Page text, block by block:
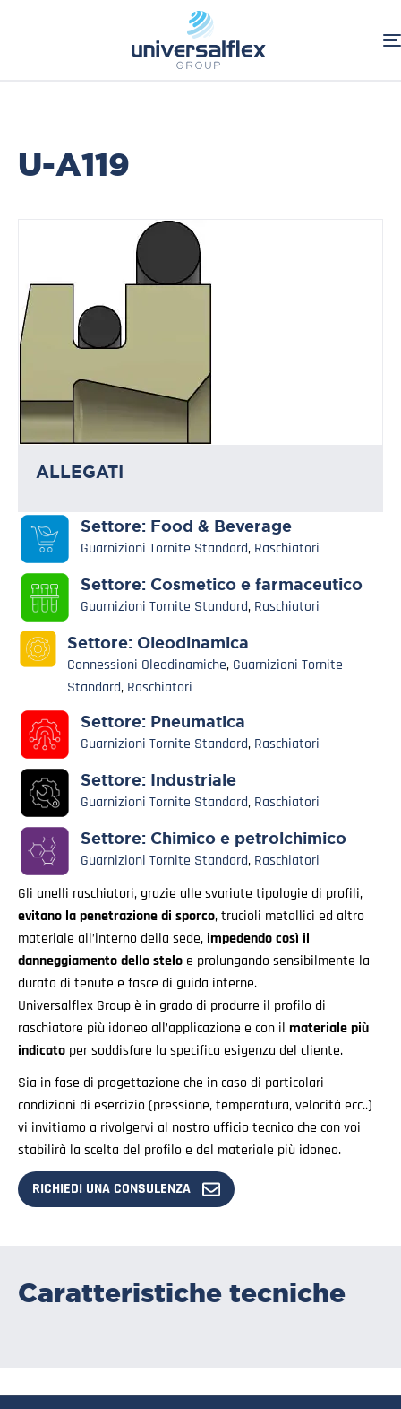
Raschiatori
Guarnizioni Tornite Standard
U-A119
ALLEGATI
Settore: Food & Beverage
Guarnizioni Tornite Standard, Raschiatori
Settore: Cosmetico e farmaceutico
Guarnizioni Tornite Standard, Raschiatori
Settore: Oleodinamica
Connessioni Oleodinamiche, Guarnizioni Tornite
Standard, Raschiatori
Settore: Pneumatica
Guarnizioni Tornite Standard, Raschiatori
Settore: Industriale
Guarnizioni Tornite Standard, Raschiatori
Settore: Chimico e petrolchimico
Guarnizioni Tornite Standard, Raschiatori
Gli anelli raschiatori, grazie alle svariate tipologie di profili,
evitano la penetrazione di sporco, trucioli metallici ed altro
materiale all’interno della sede, impedendo così il
danneggiamento dello stelo e prolungando sensibilmente la
durata di tenute e fasce di guida interne.
Universalflex Group è in grado di produrre il profilo di
raschiatore più idoneo all’applicazione e con il materiale più
indicato per soddisfare la specifica esigenza del cliente.
Sia in fase di progettazione che in caso di particolari
condizioni di esercizio (pressione, temperatura, velocità ecc..)
vi invitiamo a rivolgervi al nostro ufficio tecnico che con voi
stabilirà la scelta del profilo e del materiale più idoneo.
RICHIEDI UNA CONSULENZA
Caratteristiche tecniche